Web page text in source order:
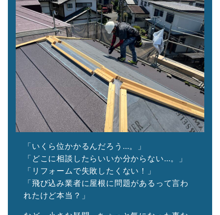
「いくら位かかるんだろう…。」
「どこに相談したらいいか分からない…。」
「リフォームで失敗したくない！」
「飛び込み業者に屋根に問題があるって言わ
れたけど本当？」